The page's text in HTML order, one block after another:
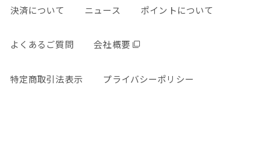
決済について ニュース ポイントについて
よくあるご質問 会社概要
特定商取引法表示 プライバシーポリシー